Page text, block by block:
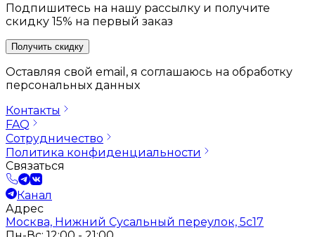
Подпишитесь на нашу рассылку и получите
скидку 15% на первый заказ
Получить скидку
Оставляя свой email, я соглашаюсь на обработку
персональных данных
Контакты
FAQ
Сотрудничество
Политика конфиденциальности
Связаться
Канал
Адрес
Москва, Нижний Сусальный переулок, 5с17